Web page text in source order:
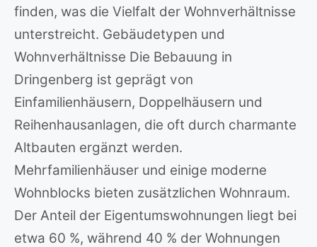
finden, was die Vielfalt der Wohnverhältnisse
unterstreicht. Gebäudetypen und
Wohnverhältnisse Die Bebauung in
Dringenberg ist geprägt von
Einfamilienhäusern, Doppelhäusern und
Reihenhausanlagen, die oft durch charmante
Altbauten ergänzt werden.
Mehrfamilienhäuser und einige moderne
Wohnblocks bieten zusätzlichen Wohnraum.
Der Anteil der Eigentumswohnungen liegt bei
etwa 60 %, während 40 % der Wohnungen